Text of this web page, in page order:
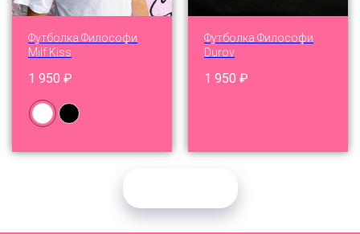
Футболка Философи
Milf Kiss
1 950 ₽
Футболка Философи
Durov
1 950 ₽